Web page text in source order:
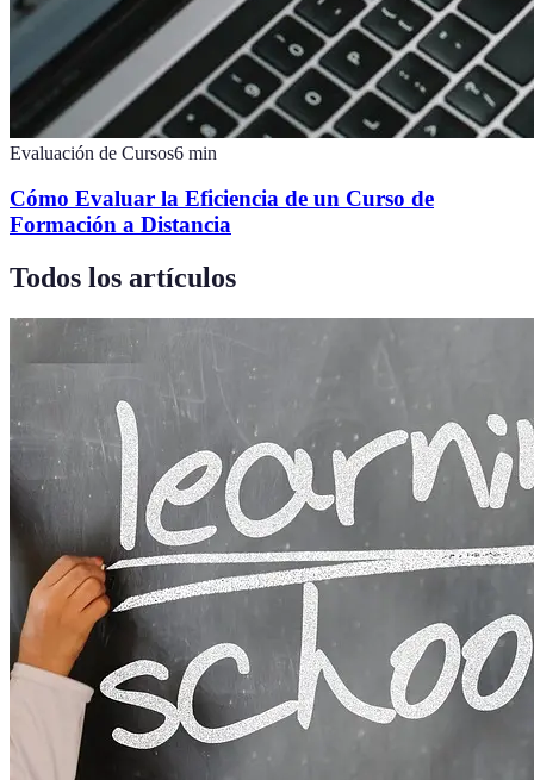
Evaluación de Cursos6 min
Cómo Evaluar la Eficiencia de un Curso de
Formación a Distancia
Todos los artículos